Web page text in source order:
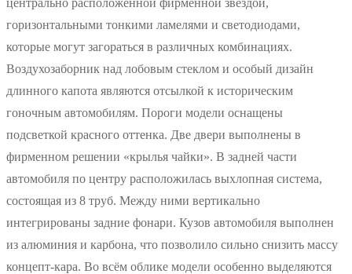
горизонтальными тонкими ламелями и светодиодами,
которые могут загораться в различных комбинациях.
Воздухозаборник над лобовым стеклом и особый дизайн
длинного капота являются отсылкой к историческим
гоночным автомобилям. Пороги модели оснащены
подсветкой красного оттенка. Две двери выполнены в
фирменном решении «крылья чайки». В задней части
автомобиля по центру расположилась выхлопная система,
состоящая из 8 труб. Между ними вертикально
интегрированы задние фонари. Кузов автомобиля выполнен
из алюминия и карбона, что позволило сильно снизить массу
концепт-кара. Во всём облике модели особенно выделяются